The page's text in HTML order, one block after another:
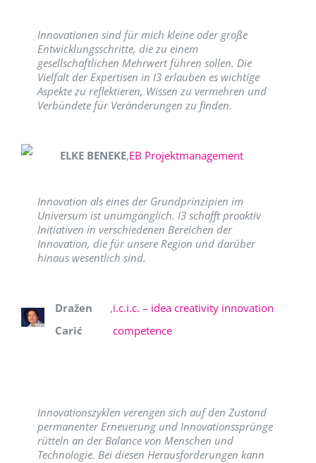
Innovationen sind für mich kleine oder große
Entwicklungsschritte, die zu einem
gesellschaftlichen Mehrwert führen sollen. Die
Vielfalt der Expertisen in I3 erlauben es wichtige
Aspekte zu reflektieren, Wissen zu vermehren und
Verbündete für Veränderungen zu finden.
ELKE BENEKE,EB Projektmanagement
Innovation als eines der Grundprinzipien im
Universum ist unumgänglich. I3 schafft proaktiv
Initiativen in verschiedenen Bereichen der
Innovation, die für unsere Region und darüber
hinaus wesentlich sind.
Dražen
Carić
,i.c.i.c. – idea creativity innovation
competence
Innovationszyklen verengen sich auf den Zustand
permanenter Erneuerung und Innovationssprünge
rütteln an der Balance von Menschen und
Technologie. Bei diesen Herausforderungen kann